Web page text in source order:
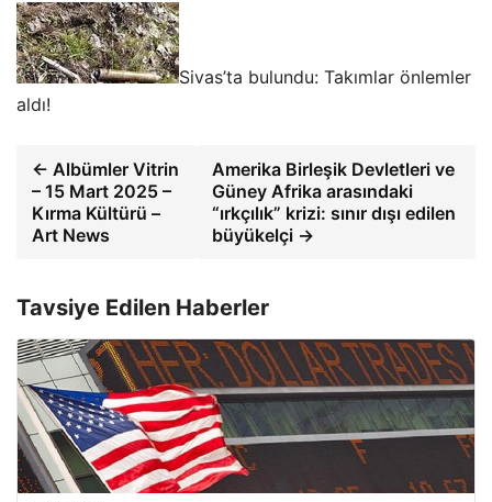
Sivas’ta bulundu: Takımlar önlemler
aldı!
← Albümler Vitrin
– 15 Mart 2025 –
Kırma Kültürü –
Art News
Amerika Birleşik Devletleri ve
Güney Afrika arasındaki
“ırkçılık” krizi: sınır dışı edilen
büyükelçi →
Tavsiye Edilen Haberler